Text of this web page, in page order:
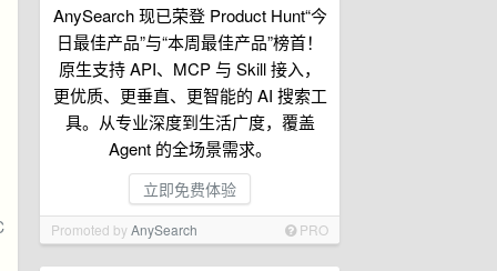
AnySearch 现已荣登 Product Hunt“今
日最佳产品”与“本周最佳产品”榜首！
原生支持 API、MCP 与 Skill 接入，
更优质、更垂直、更智能的 AI 搜索工
具。从专业深度到生活广度，覆盖
Agent 的全场景需求。
立即免费体验
Promoted byAnySearch PRO